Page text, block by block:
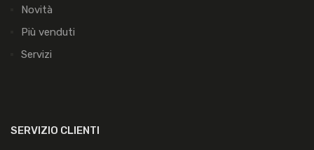
Novità
Più venduti
Servizi
SERVIZIO CLIENTI